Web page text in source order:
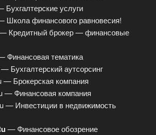
услуги
Школа финансового равновесия!
Кредитный брокер — финансовые
Финансовая тематика
Бухгалтерский аутсорсинг
— Брокерская компания
— Финансовая компания
— Инвестиции в недвижимость
— Финансовое обозрение